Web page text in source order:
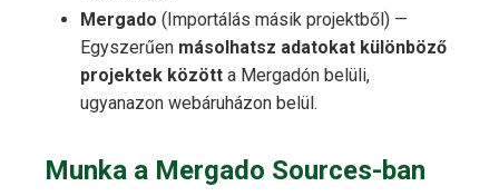
Mergado (Importálás másik projektből) —
Egyszerűen másolhatsz adatokat különböző
projektek között a Mergadón belüli,
ugyanazon webáruházon belül.
Munka a Mergado Sources-ban